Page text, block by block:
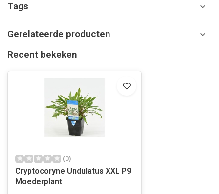
Tags
Gerelateerde producten
Recent bekeken
(0)
Cryptocoryne Undulatus XXL P9
Moederplant